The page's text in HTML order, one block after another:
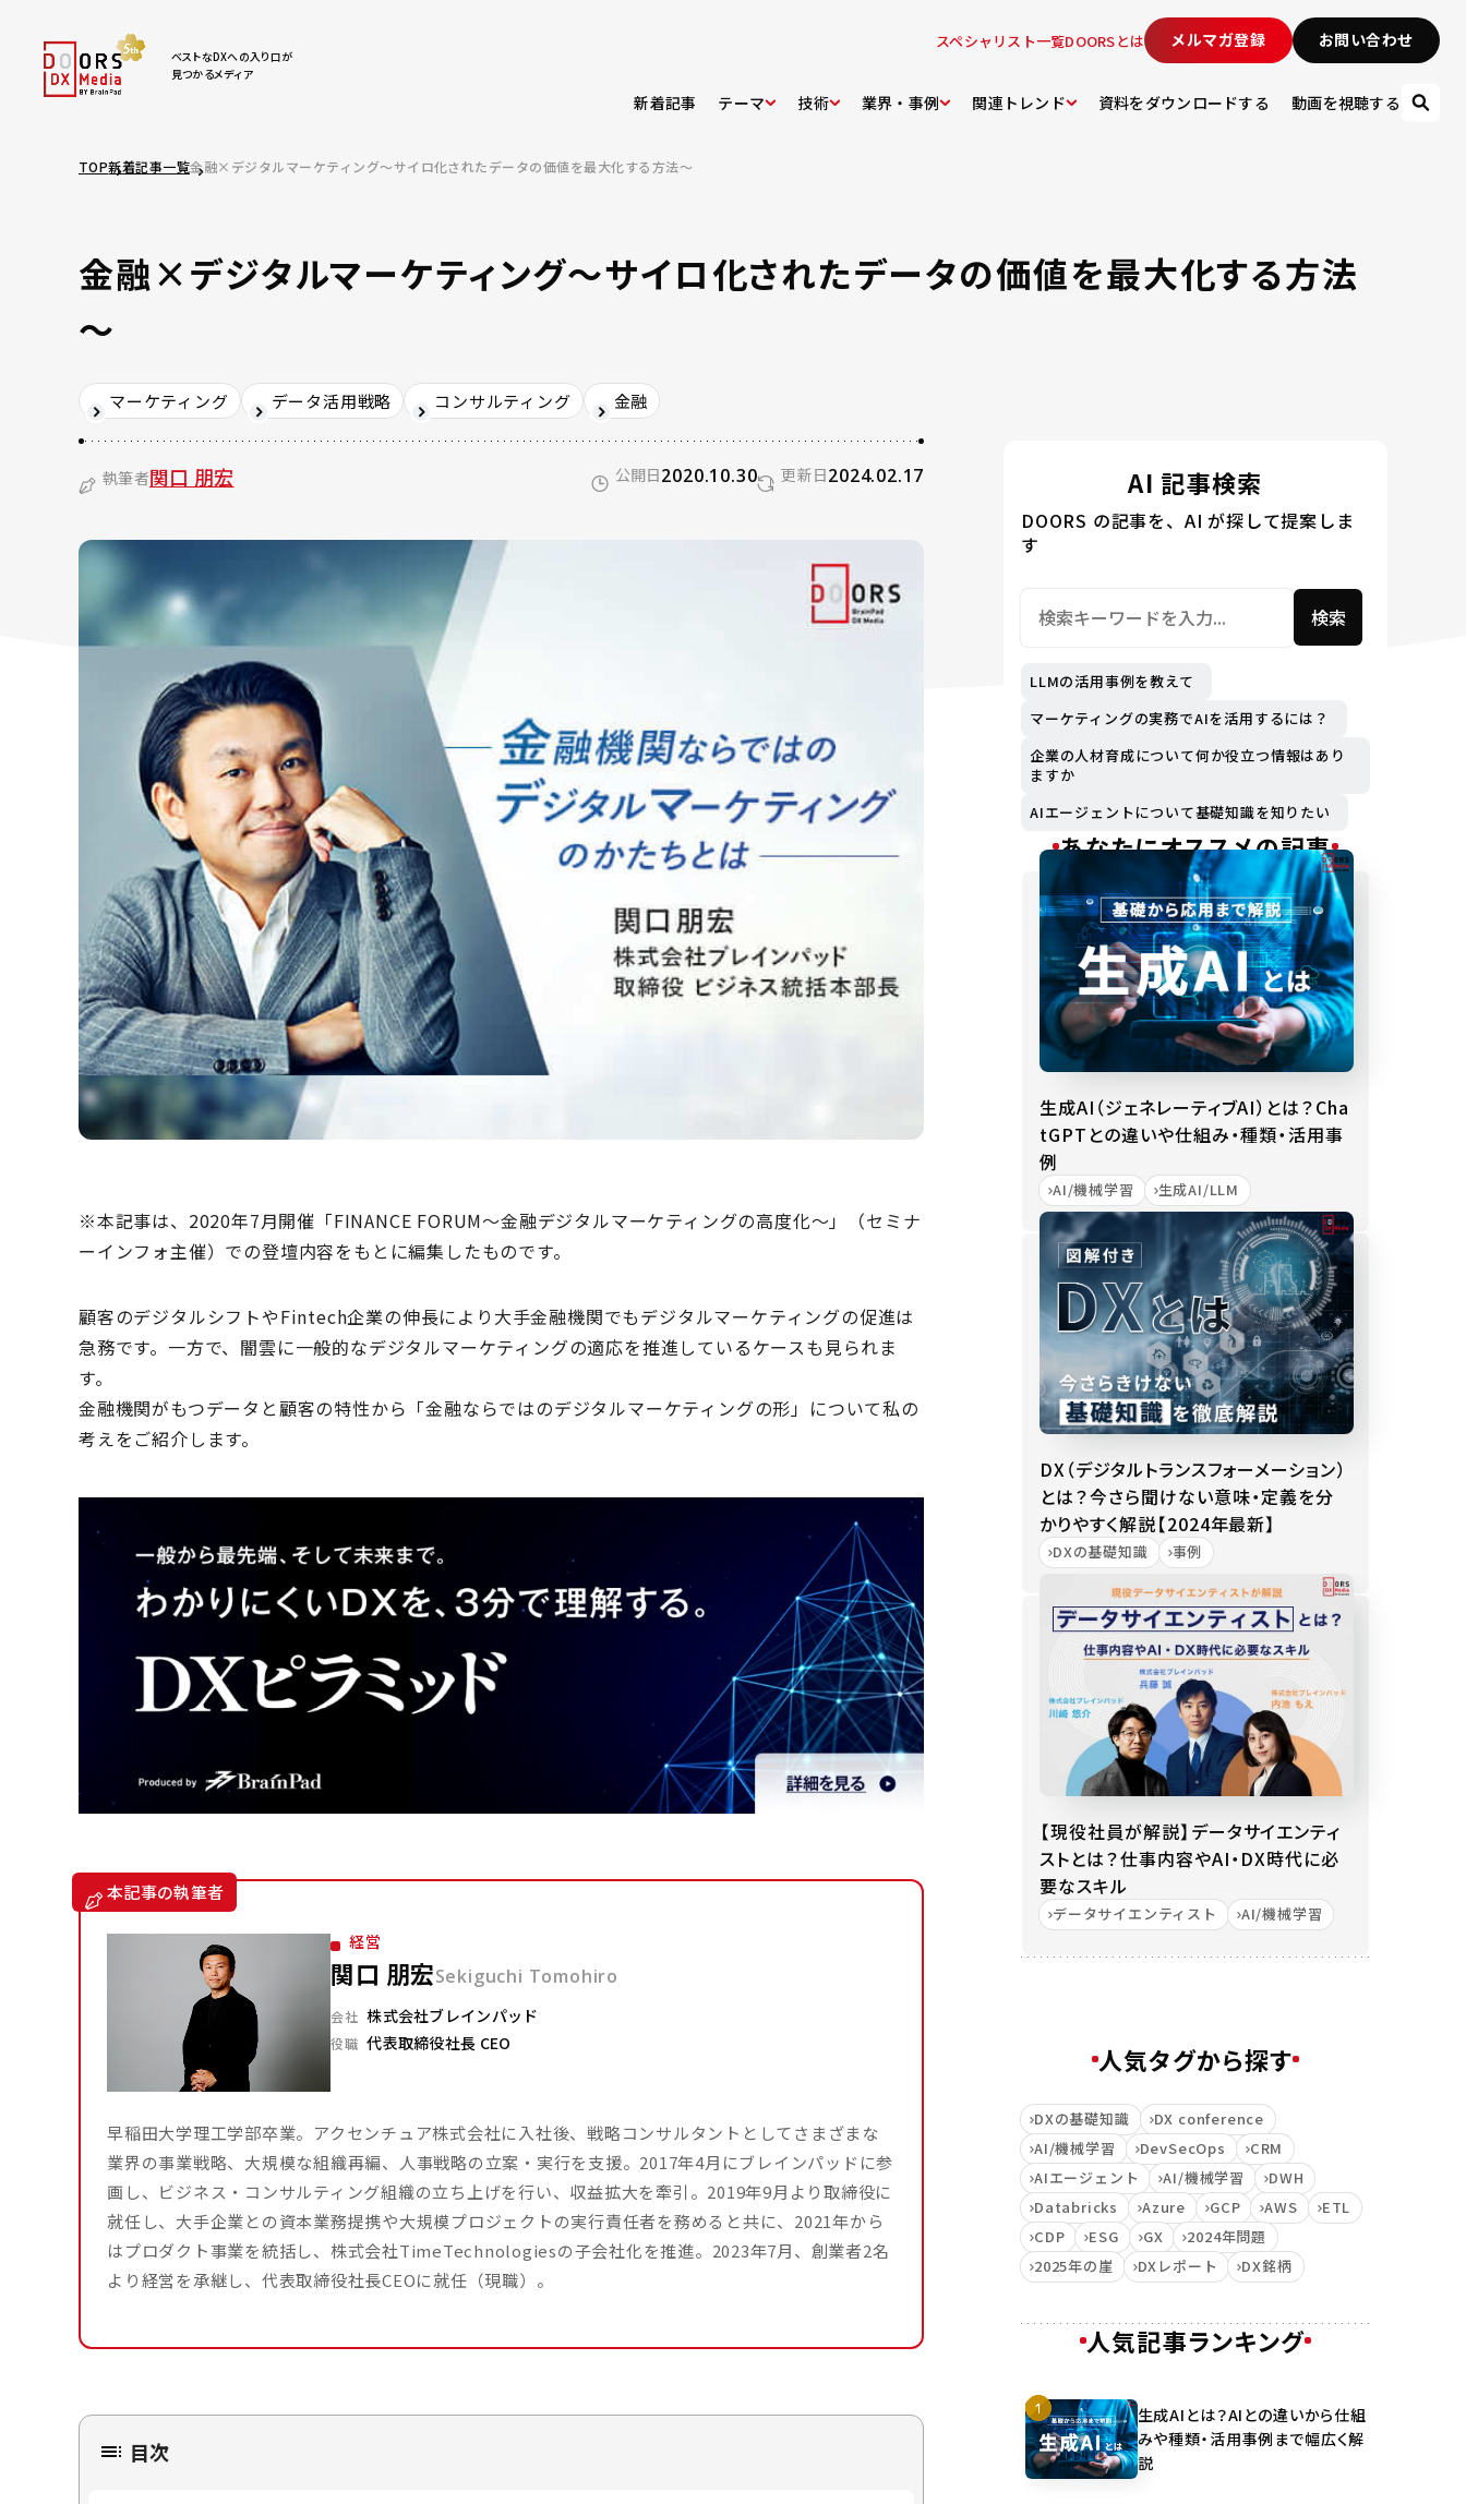
ベストなDXへの入り口が
見つかるメディア
スペシャリスト一覧DOORSとは メルマガ登録 お問い合わせ
新着記事 テーマ 技術 業界・事例 関連トレンド 資料をダウンロードする 動画を視聴する
TOP新着記事一覧金融×デジタルマーケティング～サイロ化されたデータの価値を最大化する方法～
金融×デジタルマーケティング～サイロ化されたデータの価値を最大化する方法
～
マーケティング データ活用戦略 コンサルティング 金融
執筆者関口 朋宏 公開日2020.10.30 更新日2024.02.17
※本記事は、2020年7月開催「FINANCE FORUM～金融デジタルマーケティングの高度化～」（セミナ
ーインフォ主催）での登壇内容をもとに編集したものです。
顧客のデジタルシフトやFintech企業の伸長により大手金融機関でもデジタルマーケティングの促進は
急務です。一方で、闇雲に一般的なデジタルマーケティングの適応を推進しているケースも見られま
す。
金融機関がもつデータと顧客の特性から「金融ならではのデジタルマーケティングの形」について私の
考えをご紹介します。
本記事の執筆者
経営
関口 朋宏Sekiguchi Tomohiro
会社 株式会社ブレインパッド
役職 代表取締役社長 CEO
早稲田大学理工学部卒業。アクセンチュア株式会社に入社後、戦略コンサルタントとしてさまざまな
業界の事業戦略、大規模な組織再編、人事戦略の立案・実行を支援。2017年4月にブレインパッドに参
画し、ビジネス・コンサルティング組織の立ち上げを行い、収益拡大を牽引。2019年9月より取締役に
就任し、大手企業との資本業務提携や大規模プロジェクトの実行責任者を務めると共に、2021年から
はプロダクト事業を統括し、株式会社TimeTechnologiesの子会社化を推進。2023年7月、創業者2名
より経営を承継し、代表取締役社長CEOに就任（現職）。
目次
AI 記事検索
DOORS の記事を、AI が探して提案しま
す
検索
LLMの活用事例を教えて
マーケティングの実務でAIを活用するには？
企業の人材育成について何か役立つ情報はあり
ますか
AIエージェントについて基礎知識を知りたい
あなたにオススメの記事
生成AI（ジェネレーティブAI）とは？Cha
tGPTとの違いや仕組み・種類・活用事
例
AI/機械学習 生成AI/LLM
DX（デジタルトランスフォーメーション）
とは？今さら聞けない意味・定義を分
かりやすく解説【2024年最新】
DXの基礎知識 事例
【現役社員が解説】データサイエンティ
ストとは？仕事内容やAI・DX時代に必
要なスキル
データサイエンティスト AI/機械学習
人気タグから探す
DXの基礎知識
DX conference
AI/機械学習
DevSecOps
CRM
AIエージェント
AI/機械学習
DWH
Databricks
Azure GCP AWS
ETL
CDP
ESG GX
2024年問題
2025年の崖
DXレポート DX銘柄
人気記事ランキング
生成AIとは？AIとの違いから仕組
みや種類・活用事例まで幅広く解
説